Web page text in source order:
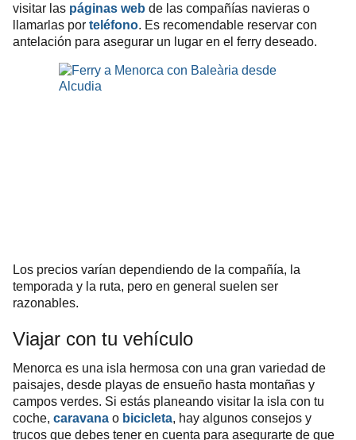
visitar las páginas web de las compañías navieras o
llamarlas por teléfono. Es recomendable reservar con
antelación para asegurar un lugar en el ferry deseado.
Los precios varían dependiendo de la compañía, la
temporada y la ruta, pero en general suelen ser
razonables.
Viajar con tu vehículo
Menorca es una isla hermosa con una gran variedad de
paisajes, desde playas de ensueño hasta montañas y
campos verdes. Si estás planeando visitar la isla con tu
coche, caravana o bicicleta, hay algunos consejos y
trucos que debes tener en cuenta para asegurarte de que